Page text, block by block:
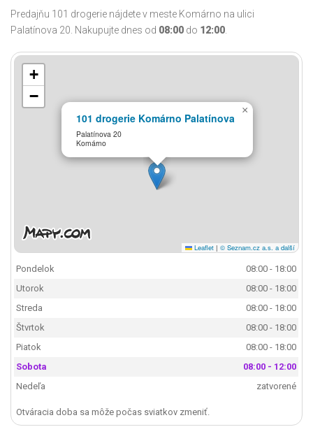
Predajňu 101 drogerie nájdete v meste Komárno na ulici
Palatínova 20. Nakupujte dnes od 08:00 do 12:00
101 drogerie Komárno Palatínova
Palatínova 20
Komárno
×
+
−
Leaflet | © Seznam.cz a.s. a další
Pondelok
08:00 - 18:00
Utorok
08:00 - 18:00
Streda
08:00 - 18:00
Štvrtok
08:00 - 18:00
Piatok
08:00 - 18:00
Sobota
08:00 - 12:00
Nedeľa
zatvorené
Otváracia doba sa môže počas sviatkov zmeniť.